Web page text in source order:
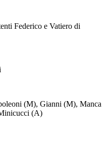
Federico e Vatiero di
(M), Gianni (M), Manca
(A)